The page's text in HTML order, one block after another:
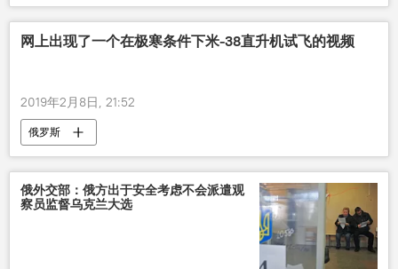
网上出现了一个在极寒条件下米-38直升机试飞的视频
2019年2月8日, 21:52
俄罗斯
俄外交部：俄方出于安全考虑不会派遣观
察员监督乌克兰大选